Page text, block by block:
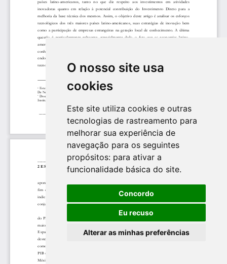
O nosso site usa
cookies
Este site utiliza cookies e outras
tecnologias de rastreamento para
melhorar sua experiência de
navegação para os seguintes
propósitos: para ativar a
funcionalidade básica do site.
Concordo
Eu recuso
Alterar as minhas preferências